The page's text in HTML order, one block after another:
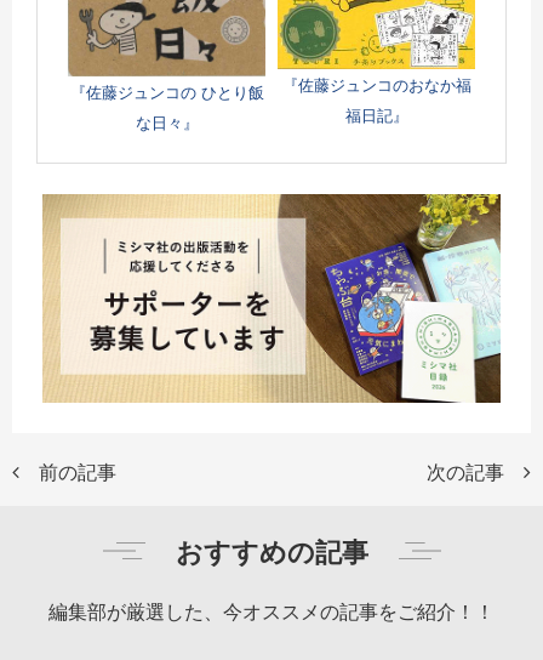
『佐藤ジュンコの ひとり飯
な日々』
『佐藤ジュンコのおなか福
福日記』
前の記事 次の記事
おすすめの記事
編集部が厳選した、今オススメの記事をご紹介！！